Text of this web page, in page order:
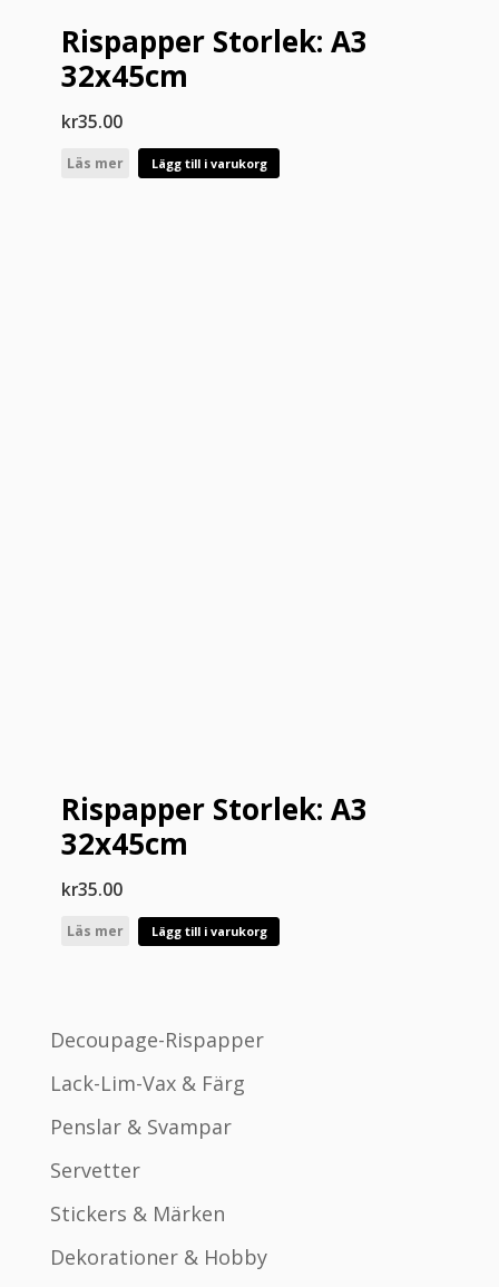
Rispapper Storlek: A3
32x45cm
kr35.00
Läs mer Lägg till i varukorg
Rispapper Storlek: A3
32x45cm
kr35.00
Läs mer Lägg till i varukorg
Decoupage-Rispapper
Lack-Lim-Vax & Färg
Penslar & Svampar
Servetter
Stickers & Märken
Dekorationer & Hobby